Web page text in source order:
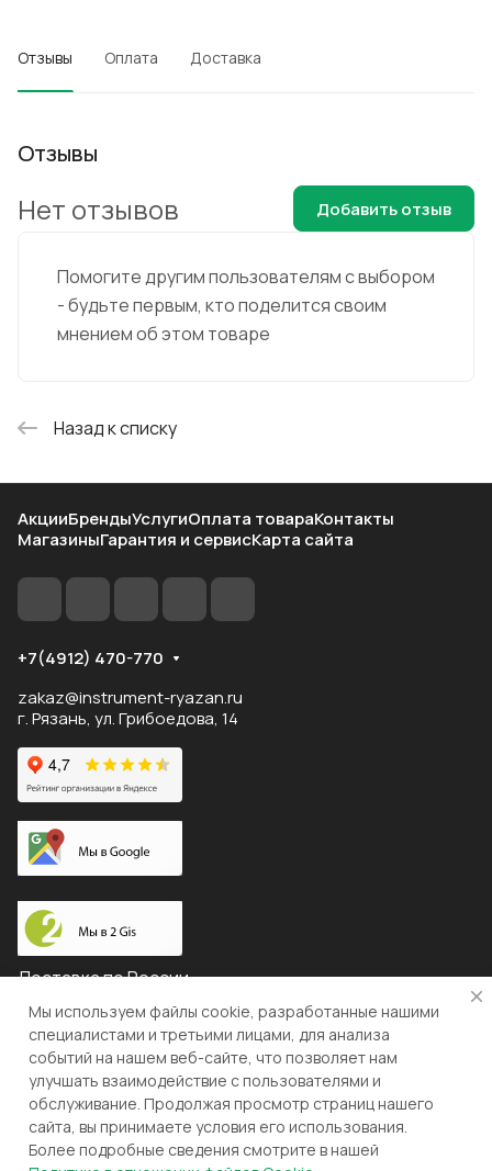
Отзывы Оплата Доставка
Отзывы
Помогите другим пользователям с выбором
- будьте первым, кто поделится своим
мнением об этом товаре
Нет отзывов Добавить отзыв
Назад к списку
АкцииБрендыУслугиОплата товараКонтакты
МагазиныГарантия и сервисКарта сайта
+7(4912) 470-770
zakaz@instrument-ryazan.ru
г. Рязань, ул. Грибоедова, 14
Доставка по России
© 2026 "ЛЕВША"
Конфиденциальность
Оферта
Разработка и поддержка gianit.ru
Мы используем файлы cookie, разработанные нашими
специалистами и третьими лицами, для анализа
событий на нашем веб-сайте, что позволяет нам
улучшать взаимодействие с пользователями и
обслуживание. Продолжая просмотр страниц нашего
сайта, вы принимаете условия его использования.
Более подробные сведения смотрите в нашей